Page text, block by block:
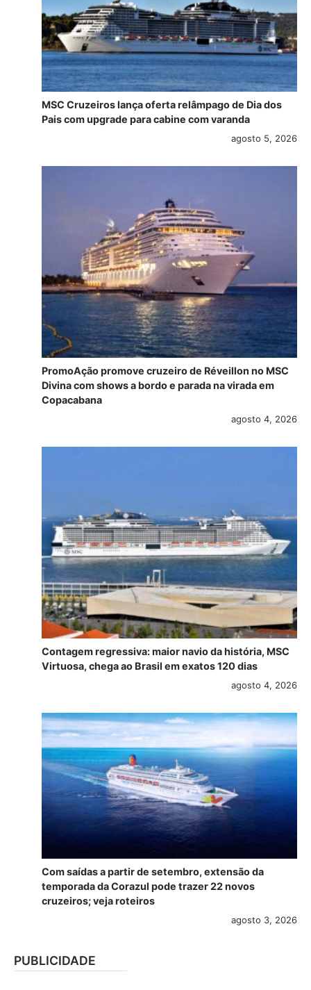
MSC Cruzeiros lança oferta relâmpago de Dia dos
Pais com upgrade para cabine com varanda
agosto 5, 2026
PromoAção promove cruzeiro de Réveillon no MSC
Divina com shows a bordo e parada na virada em
Copacabana
agosto 4, 2026
Contagem regressiva: maior navio da história, MSC
Virtuosa, chega ao Brasil em exatos 120 dias
agosto 4, 2026
Com saídas a partir de setembro, extensão da
temporada da Corazul pode trazer 22 novos
cruzeiros; veja roteiros
agosto 3, 2026
PUBLICIDADE